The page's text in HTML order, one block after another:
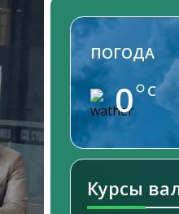
ПОГОДА
0 C
Курсы